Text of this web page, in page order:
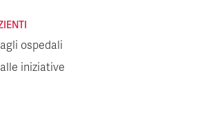
ospedali
iniziative